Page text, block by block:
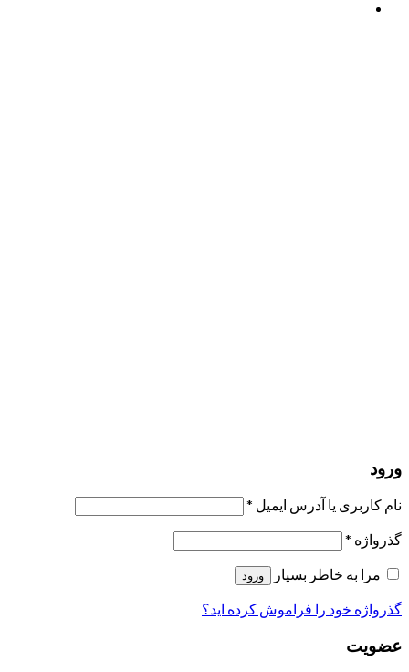
ورود
نام کاربری یا آدرس ایمیل *
گذرواژه *
مرا به خاطر بسپار
ورود
گذرواژه خود را فراموش کرده اید؟
عضویت